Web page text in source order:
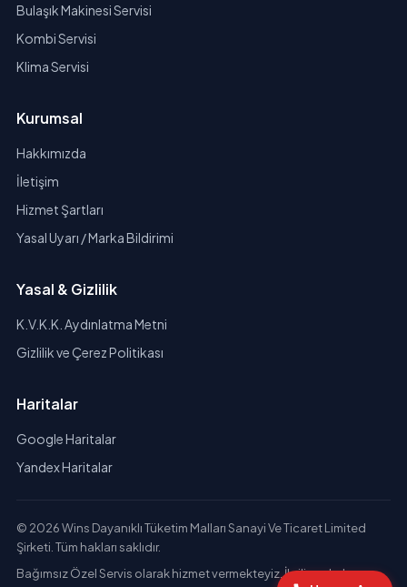
Bulaşık Makinesi Servisi
Kombi Servisi
Klima Servisi
Kurumsal
Hakkımızda
İletişim
Hizmet Şartları
Yasal Uyarı / Marka Bildirimi
Yasal & Gizlilik
K.V.K.K. Aydınlatma Metni
Gizlilik ve Çerez Politikası
Haritalar
Google Haritalar
Yandex Haritalar
© 2026 Wins Dayanıklı Tüketim Malları Sanayi Ve Ticaret Limited
Şirketi. Tüm hakları saklıdır.
Bağımsız Özel Servis olarak hizmet vermekteyiz. İlgili markaların